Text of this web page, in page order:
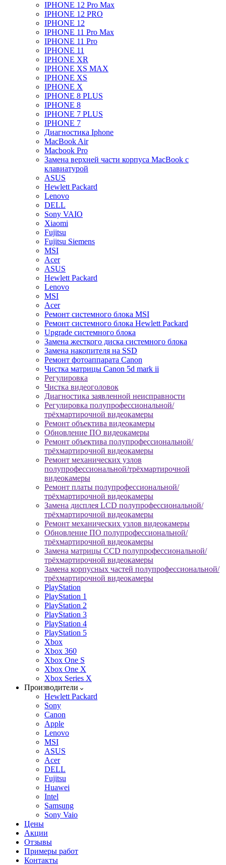
IPHONE 12 Pro Max
IPHONE 12 PRO
IPHONE 12
IPHONE 11 Pro Max
IPHONE 11 Pro
IPHONE 11
IPHONE XR
IPHONE XS MAX
IPHONE XS
IPHONE X
IPHONE 8 PLUS
IPHONE 8
IPHONE 7 PLUS
IPHONE 7
Диагностика Iphone
MacBook Air
Macbook Pro
Замена верхней части корпуса MacBook с
клавиатурой
ASUS
Hewlett Packard
Lenovo
DELL
Sony VAIO
Xiaomi
Fujitsu
Fujitsu Siemens
MSI
Acer
ASUS
Hewlett Packard
Lenovo
MSI
Acer
Ремонт системного блока MSI
Ремонт системного блока Hewlett Packard
Upgrade системного блока
Замена жесткого диска системного блока
Замена накопителя на SSD
Ремонт фотоаппарата Canon
Чистка матрицы Canon 5d mark ii
Регулировка
Чистка видеоголовок
Диагностика заявленной неисправности
Регулировка полупрофессиональной/
трёхмартирочной видеокамеры
Ремонт объектива видеокамеры
Обновление ПО видеокамеры
Ремонт объектива полупрофессиональной/
трёхмартирочной видеокамеры
Ремонт механических узлов
полупрофессиональной/трёхмартирочной
видеокамеры
Ремонт платы полупрофессиональной/
трёхмартирочной видеокамеры
Замена дисплея LCD полупрофессиональной/
трёхмартирочной видеокамеры
Ремонт механических узлов видеокамеры
Обновление ПО полупрофессиональной/
трёхмартирочной видеокамеры
Замена матрицы CCD полупрофессиональной/
трёхмартирочной видеокамеры
Замена корпусных частей полупрофессиональной/
трёхмартирочной видеокамеры
PlayStation
PlayStation 1
PlayStation 2
PlayStation 3
PlayStation 4
PlayStation 5
Xbox
Xbox 360
Xbox One S
Xbox One X
Xbox Series X
Производители
Hewlett Packard
Sony
Canon
Apple
Lenovo
MSI
ASUS
Acer
DELL
Fujitsu
Huawei
Intel
Samsung
Sony Vaio
Цены
Акции
Отзывы
Примеры работ
Контакты